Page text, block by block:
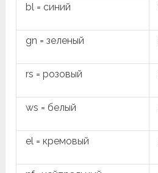
bl = синий
gn = зеленый
rs = розовый
ws = белый
el = кремовый